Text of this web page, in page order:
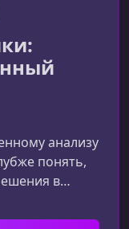
анализу
понять,
в
через
обучение